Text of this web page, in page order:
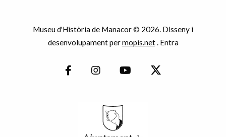
Museu d'Història de Manacor © 2026. Disseny i
desenvolupament permopis.net. Entra